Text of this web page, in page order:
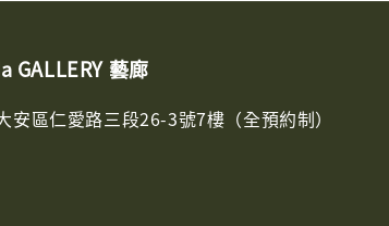
GALLERY 藝廊
安區仁愛路三段26-3號7樓（全預約制）